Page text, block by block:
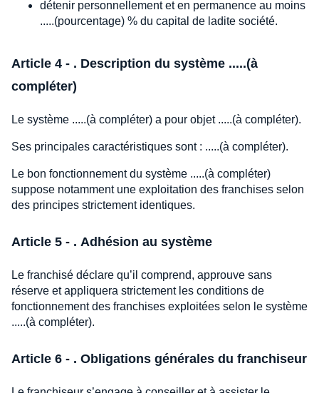
détenir personnellement et en permanence au moins
.....(pourcentage) % du capital de ladite société.
Article 4 - . Description du système .....(à
compléter)
Le système .....(à compléter) a pour objet .....(à compléter).
Ses principales caractéristiques sont : .....(à compléter).
Le bon fonctionnement du système .....(à compléter)
suppose notamment une exploitation des franchises selon
des principes strictement identiques.
Article 5 - . Adhésion au système
Le franchisé déclare qu’il comprend, approuve sans
réserve et appliquera strictement les conditions de
fonctionnement des franchises exploitées selon le système
.....(à compléter).
Article 6 - . Obligations générales du franchiseur